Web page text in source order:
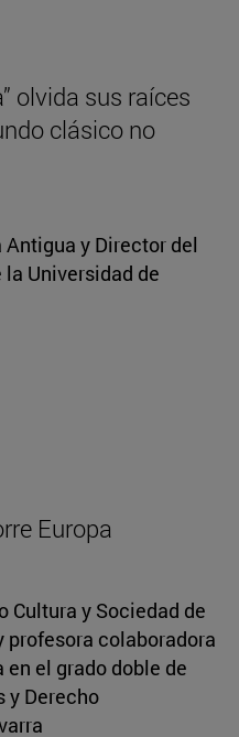
olvida sus raíces
clásico no
y Director del
Universidad de
Europa
Cultura y Sociedad de
profesora colaboradora
el grado doble de
y Derecho